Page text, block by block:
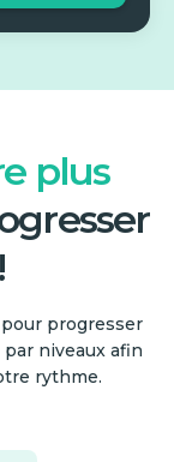
plus
progresser
niveaux afin
rythme.